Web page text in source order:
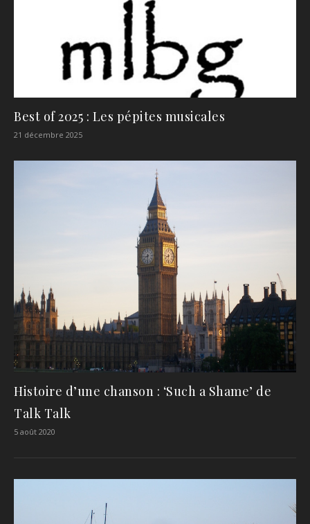
Best of 2025 : Les pépites musicales
21 décembre 2025
Histoire d’une chanson : ‘Such a Shame’ de
Talk Talk
5 août 2020